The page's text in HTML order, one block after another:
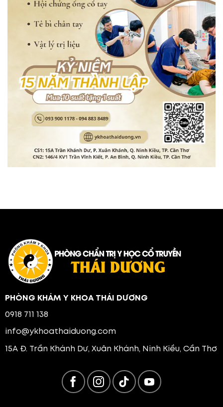
PHÒNG KHÁM Y KHOA THÁI DƯƠNG
0918 711 138
info@ykhoathaiduong.com
15A Đ. Trần Khánh Dư, Xuân Khánh, Ninh Kiều, Cần Thơ